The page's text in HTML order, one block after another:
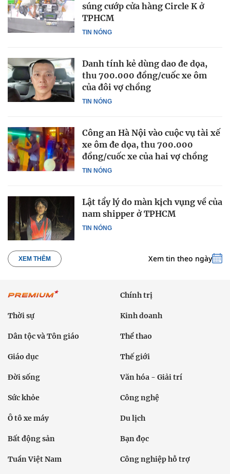
TIN NÓNG
súng cướp cửa hàng Circle K ở
TPHCM
TIN NÓNG
Danh tính kẻ dùng dao đe dọa,
thu 700.000 đồng/cuốc xe ôm
của đôi vợ chồng
TIN NÓNG
Công an Hà Nội vào cuộc vụ tài xế
xe ôm đe dọa, thu 700.000
đồng/cuốc xe của hai vợ chồng
TIN NÓNG
Lật tẩy lý do màn kịch vụng về của
nam shipper ở TPHCM
XEM THÊM Xem tin theo ngày
Chính trị
Thời sự Kinh doanh
Dân tộc và Tôn giáo Thể thao
Giáo dục Thế giới
Đời sống Văn hóa - Giải trí
Sức khỏe Công nghệ
Ô tô xe máy Du lịch
Bất động sản Bạn đọc
Tuần Việt Nam Công nghiệp hỗ trợ